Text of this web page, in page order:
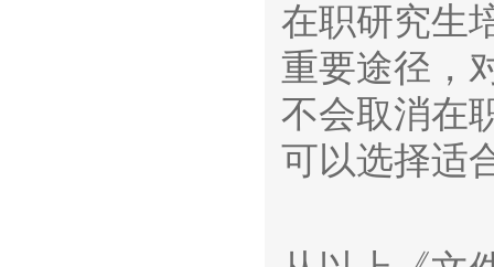
在职研究生
重要途径，
不会取消在
可以选择适